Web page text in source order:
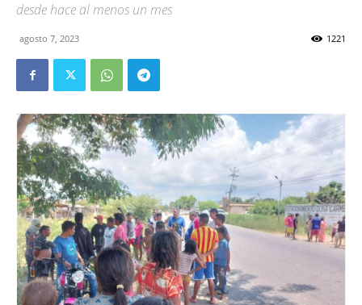
desde hace al menos un mes
agosto 7, 2023 1221